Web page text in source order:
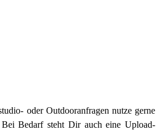
oder Outdooranfragen nutze gerne
Bedarf steht Dir auch eine Upload-